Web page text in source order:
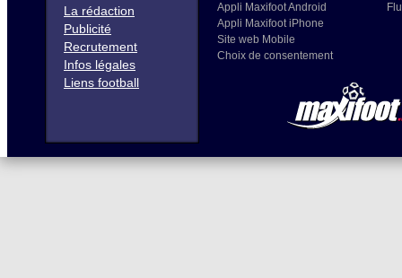
La rédaction
Publicité
Recrutement
Infos légales
Liens football
Appli Maxifoot Android
Appli Maxifoot iPhone
Site web Mobile
Choix de consentement